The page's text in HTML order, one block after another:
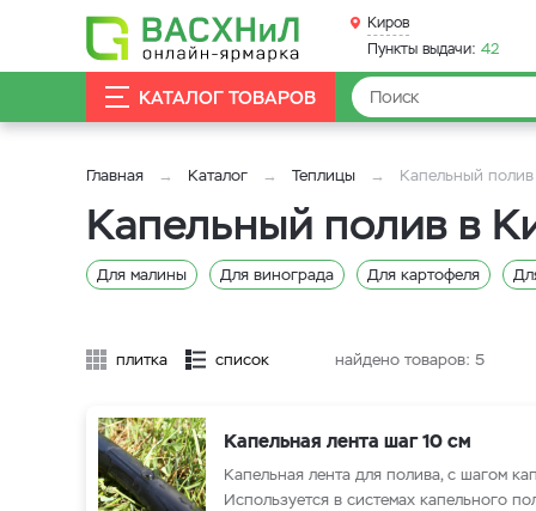
Киров
Пункты выдачи: 42
КАТАЛОГ ТОВАРОВ
Главная Каталог Теплицы Капельный полив
Капельный полив в
Для малины Для винограда Для картофеля
плитка список найдено товаров: 5
Капельная лента шаг 10 см
Капельная лента для полива, с шагом
Используется в системах капельного